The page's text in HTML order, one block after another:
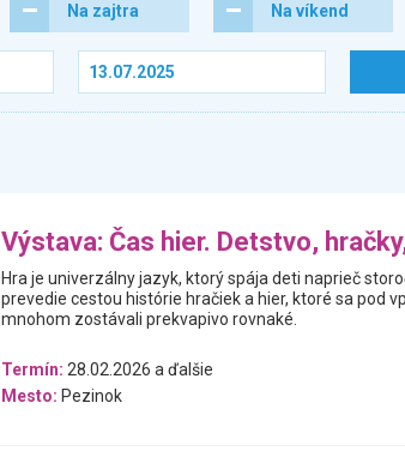
Na zajtra Na víkend
Výstava: Čas hier. Detstvo,
Hra je univerzálny jazyk, ktorý spája deti naprieč
prevedie cestou histórie hračiek a hier, ktoré sa pod
mnohom zostávali prekvapivo rovnaké.
Termín: 28.02.2026 a ďalšie
Mesto: Pezinok